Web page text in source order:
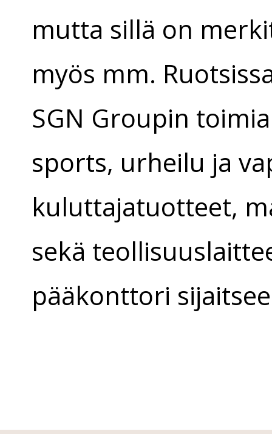
mutta sillä on
myös mm.
SGN Groupin
sports, urheilu ja
kuluttajatuotteet,
sekä
pääkonttori